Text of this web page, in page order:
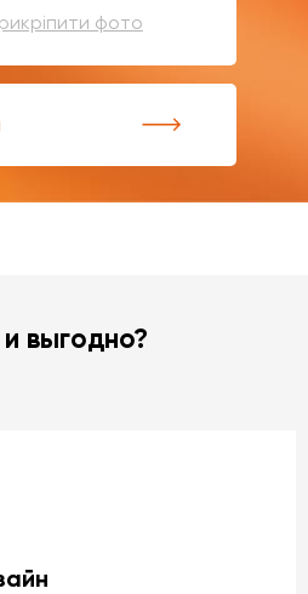
фото
выгодно?